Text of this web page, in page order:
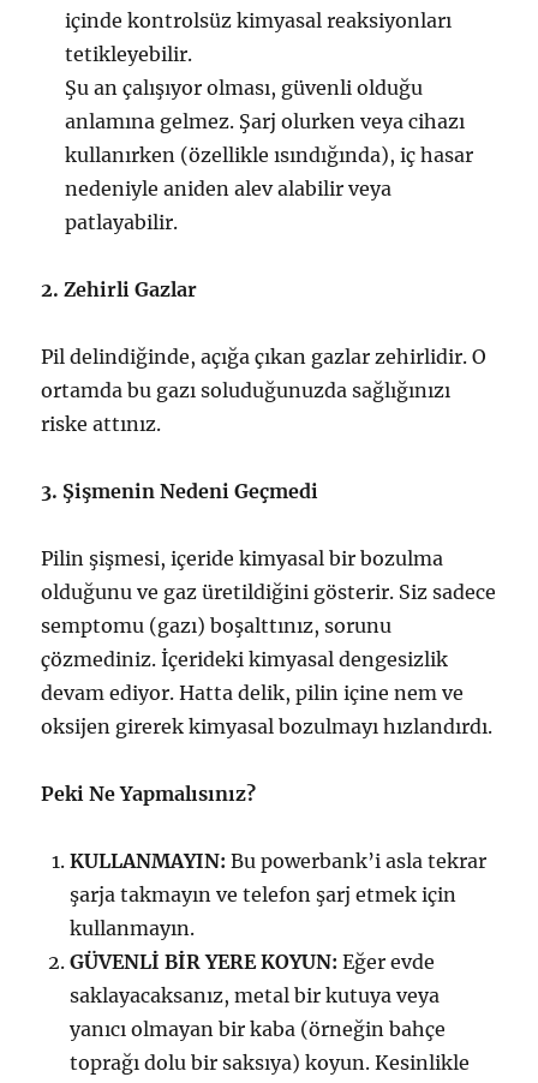
içinde kontrolsüz kimyasal reaksiyonları
tetikleyebilir.
Şu an çalışıyor olması, güvenli olduğu
anlamına gelmez. Şarj olurken veya cihazı
kullanırken (özellikle ısındığında), iç hasar
nedeniyle aniden alev alabilir veya
patlayabilir.
2. Zehirli Gazlar
Pil delindiğinde, açığa çıkan gazlar zehirlidir. O
ortamda bu gazı soluduğunuzda sağlığınızı
riske attınız.
3. Şişmenin Nedeni Geçmedi
Pilin şişmesi, içeride kimyasal bir bozulma
olduğunu ve gaz üretildiğini gösterir. Siz sadece
semptomu (gazı) boşalttınız, sorunu
çözmediniz. İçerideki kimyasal dengesizlik
devam ediyor. Hatta delik, pilin içine nem ve
oksijen girerek kimyasal bozulmayı hızlandırdı.
Peki Ne Yapmalısınız?
KULLANMAYIN: Bu powerbank’i asla tekrar
şarja takmayın ve telefon şarj etmek için
kullanmayın.
GÜVENLİ BİR YERE KOYUN: Eğer evde
saklayacaksanız, metal bir kutuya veya
yanıcı olmayan bir kaba (örneğin bahçe
toprağı dolu bir saksıya) koyun. Kesinlikle